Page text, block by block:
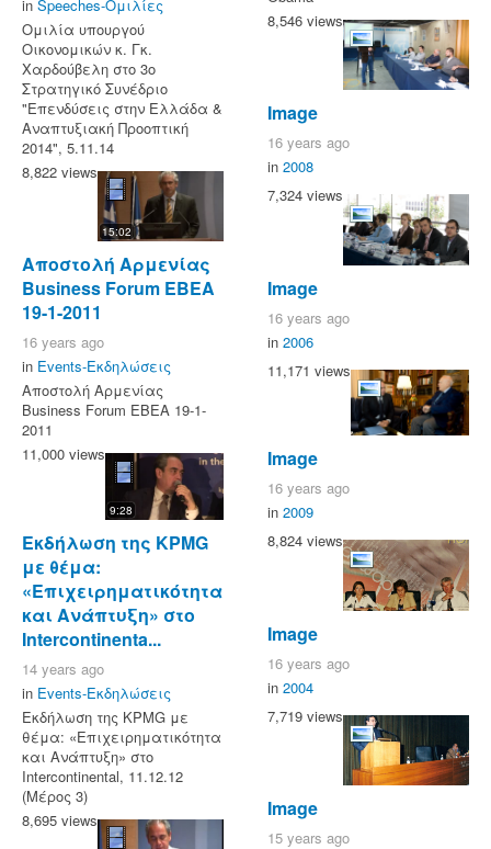
in Speeches-Ομιλίες
Ομιλία υπουργού
Οικονομικών κ. Γκ.
Χαρδούβελη στο 3ο
Στρατηγικό Συνέδριο
"Επενδύσεις στην Ελλάδα &
Αναπτυξιακή Προοπτική
2014", 5.11.14
8,822 views
15:02
Αποστολή Αρμενίας
Business Forum EBEA
19-1-2011
16 years ago
in Events-Εκδηλώσεις
Αποστολή Αρμενίας
Business Forum EBEA 19-1-
2011
11,000 views
9:28
Εκδήλωση της KPMG
με θέμα:
«Επιχειρηματικότητα
και Ανάπτυξη» στο
Intercontinenta...
14 years ago
in Events-Εκδηλώσεις
Εκδήλωση της KPMG με
θέμα: «Επιχειρηματικότητα
και Ανάπτυξη» στο
Intercontinental, 11.12.12
(Μέρος 3)
8,695 views
8,546 views
Image
16 years ago
in 2008
7,324 views
Image
16 years ago
in 2006
11,171 views
Image
16 years ago
in 2009
8,824 views
Image
16 years ago
in 2004
7,719 views
Image
15 years ago